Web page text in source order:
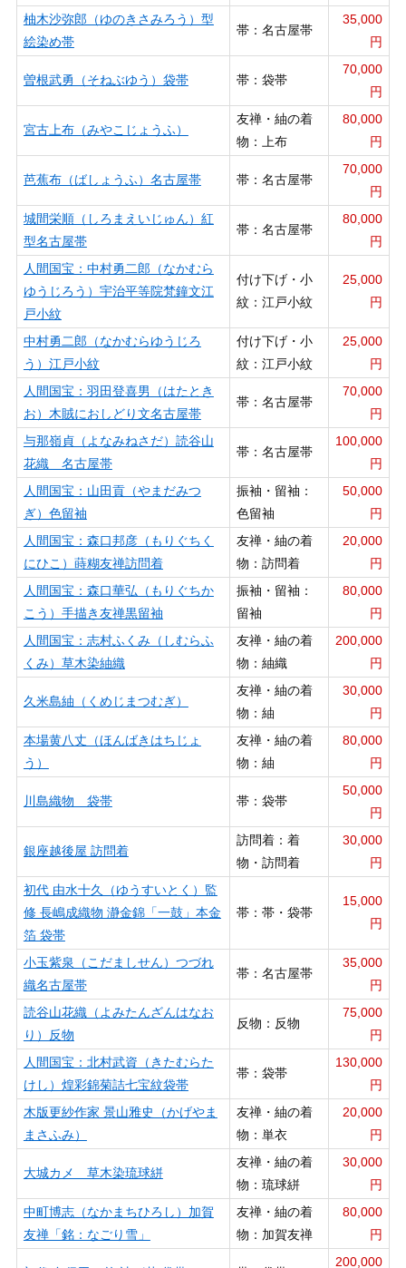
柚木沙弥郎（ゆのきさみろう）型
絵染め帯
帯：名古屋帯
35,000
円
曽根武勇（そねぶゆう）袋帯 帯：袋帯
70,000
円
宮古上布（みやこじょうふ）
友禅・紬の着
物：上布
80,000
円
芭蕉布（ばしょうふ）名古屋帯 帯：名古屋帯
70,000
円
城間栄順（しろまえいじゅん）紅
型名古屋帯
帯：名古屋帯
80,000
円
人間国宝：中村勇二郎（なかむら
ゆうじろう）宇治平等院梵鐘文江
戸小紋
付け下げ・小
紋：江戸小紋
25,000
円
中村勇二郎（なかむらゆうじろ
う）江戸小紋
付け下げ・小
紋：江戸小紋
25,000
円
人間国宝：羽田登喜男（はたとき
お）木賊におしどり文名古屋帯
帯：名古屋帯
70,000
円
与那嶺貞（よなみねさだ）読谷山
花織 名古屋帯
帯：名古屋帯
100,000
円
人間国宝：山田貢（やまだみつ
ぎ）色留袖
振袖・留袖：
色留袖
50,000
円
人間国宝：森口邦彦（もりぐちく
にひこ）蒔糊友禅訪問着
友禅・紬の着
物：訪問着
20,000
円
人間国宝：森口華弘（もりぐちか
こう）手描き友禅黒留袖
振袖・留袖：
留袖
80,000
円
人間国宝：志村ふくみ（しむらふ
くみ）草木染紬織
友禅・紬の着
物：紬織
200,000
円
久米島紬（くめじまつむぎ）
友禅・紬の着
物：紬
30,000
円
本場黄八丈（ほんばきはちじょ
う）
友禅・紬の着
物：紬
80,000
円
川島織物 袋帯 帯：袋帯
50,000
円
銀座越後屋 訪問着
訪問着：着
物・訪問着
30,000
円
初代 由水十久（ゆうすいとく）監
修 長嶋成織物 瀞金錦「一鼓」本金
箔 袋帯
帯：帯・袋帯
15,000
円
小玉紫泉（こだましせん）つづれ
織名古屋帯
帯：名古屋帯
35,000
円
読谷山花織（よみたんざんはなお
り）反物
反物：反物
75,000
円
人間国宝：北村武資（きたむらた
けし）煌彩錦菊詰七宝紋袋帯
帯：袋帯
130,000
円
木版更紗作家 景山雅史（かげやま
まさふみ）
友禅・紬の着
物：単衣
20,000
円
大城カメ 草木染琉球絣
友禅・紬の着
物：琉球絣
30,000
円
中町博志（なかまちひろし）加賀
友禅「銘：なごり雪」
友禅・紬の着
物：加賀友禅
80,000
円
200,000